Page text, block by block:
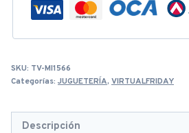
SKU: TV-MI1566
Categorías: JUGUETERÍA, VIRTUALFRIDAY
Descripción